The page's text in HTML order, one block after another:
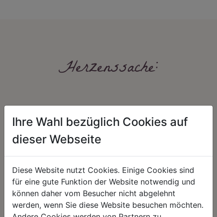
Herzenssache:
HARMONIE
Unser Sortiment steht für ein
positives Lebensgefühl. Wir
schenken natürliche, stilvolle
Momente für harmonische Stunden
zu Hause – den Ort, an dem
FAIRNESS
Nicht immer ist der günstigste Preis
auch ein guter Preis. Wir handeln
fair – im Hinblick auf unsere
Kalkulation, angemessene
Entlohnung und unsere
Ihre Wahl bezüglich Cookies auf
dieser Webseite
Diese Website nutzt Cookies. Einige Cookies sind
für eine gute Funktion der Website notwendig und
können daher vom Besucher nicht abgelehnt
werden, wenn Sie diese Website besuchen möchten.